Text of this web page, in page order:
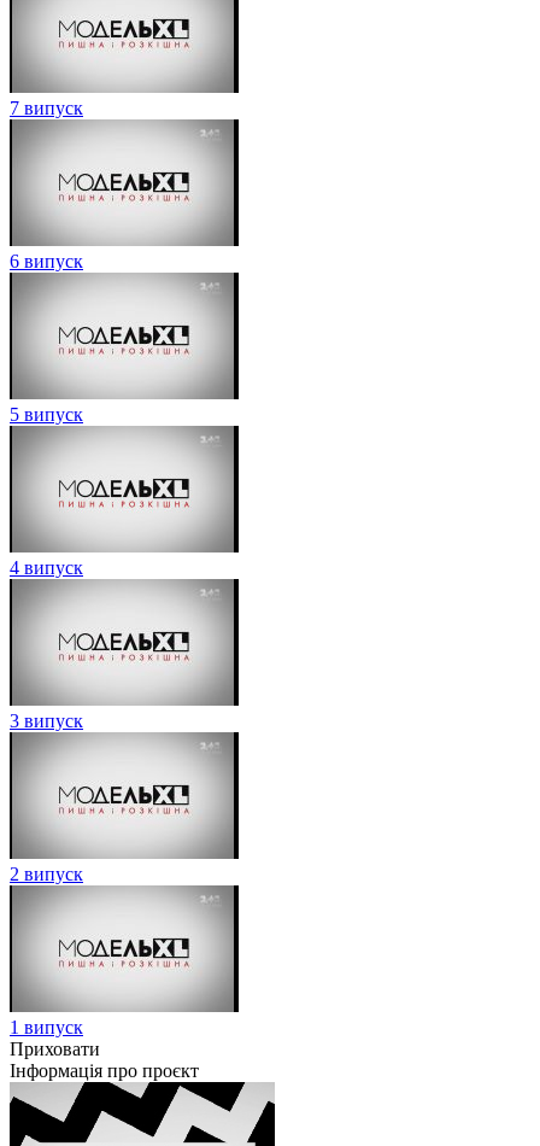
7 випуск
6 випуск
5 випуск
4 випуск
3 випуск
2 випуск
1 випуск
Приховати
Інформація про проєкт